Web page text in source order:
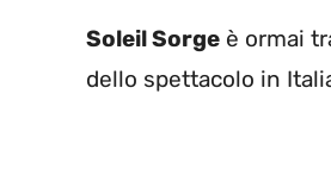
Soleil Sorge è ormai
dello spettacolo in